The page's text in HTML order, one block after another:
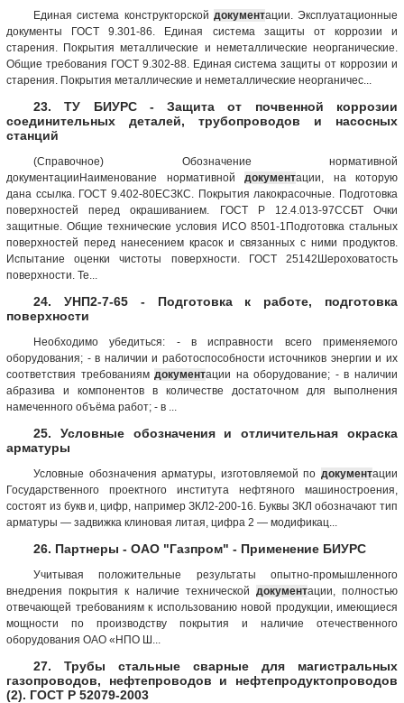
Единая система конструкторской документации. Эксплуатационные
документы ГОСТ 9.301-86. Единая система защиты от коррозии и
старения. Покрытия металлические и неметаллические неорганические.
Общие требования ГОСТ 9.302-88. Единая система защиты от коррозии и
старения. Покрытия металлические и неметаллические неорганичес...
23. ТУ БИУРС - Защита от почвенной коррозии
соединительных деталей, трубопроводов и насосных
станций
(Справочное) Обозначение нормативной
документацииНаименование нормативной документации, на которую
дана ссылка. ГОСТ 9.402-80ЕСЗКС. Покрытия лакокрасочные. Подготовка
поверхностей перед окрашиванием. ГОСТ Р 12.4.013-97ССБТ Очки
защитные. Общие технические условия ИСО 8501-1Подготовка стальных
поверхностей перед нанесением красок и связанных с ними продуктов.
Испытание оценки чистоты поверхности. ГОСТ 25142Шероховатость
поверхности. Те...
24. УНП2-7-65 - Подготовка к работе, подготовка
поверхности
Необходимо убедиться: - в исправности всего применяемого
оборудования; - в наличии и работоспособности источников энергии и их
соответствия требованиямдокументации на оборудование; - в наличии
абразива и компонентов в количестве достаточном для выполнения
намеченного объёма работ; - в ...
25. Условные обозначения и отличительная окраска
арматуры
Условные обозначения арматуры, изготовляемой по документации
Государственного проектного института нефтяного машиностроения,
состоят из букв и, цифр, например ЗКЛ2-200-16. Буквы ЗКЛ обозначают тип
арматуры — задвижка клиновая литая, цифра 2 — модификац...
26. Партнеры - ОАО "Газпром" - Применение БИУРС
Учитывая положительные результаты опытно-промышленного
внедрения покрытия к наличие технической документации, полностью
отвечающей требованиям к использованию новой продукции, имеющиеся
мощности по производству покрытия и наличие отечественного
оборудования ОАО «НПО Ш...
27. Трубы стальные сварные для магистральных
газопроводов, нефтепроводов и нефтепродуктопроводов
(2). ГОСТ Р 52079-2003